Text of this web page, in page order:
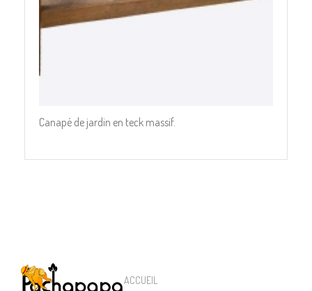
Canapé de jardin en teck massif.
ACCUEIL